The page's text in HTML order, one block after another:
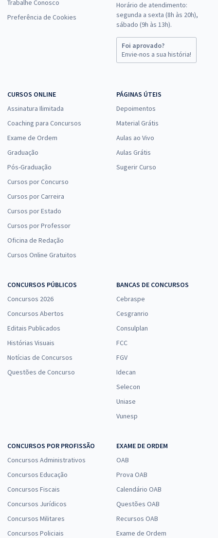
Trabalhe Conosco
Preferência de Cookies
Horário de atendimento:
segunda a sexta (8h às 20h),
sábado (9h às 13h).
Foi aprovado?
Envie-nos a sua história!
CURSOS ONLINE
Assinatura Ilimitada
Coaching para Concursos
Exame de Ordem
Graduação
Pós-Graduação
Cursos por Concurso
Cursos por Carreira
Cursos por Estado
Cursos por Professor
Oficina de Redação
Cursos Online Gratuitos
PÁGINAS ÚTEIS
Depoimentos
Material Grátis
Aulas ao Vivo
Aulas Grátis
Sugerir Curso
CONCURSOS PÚBLICOS
Concursos 2026
Concursos Abertos
Editais Publicados
Histórias Visuais
Notícias de Concursos
Questões de Concurso
BANCAS DE CONCURSOS
Cebraspe
Cesgranrio
Consulplan
FCC
FGV
Idecan
Selecon
Uniase
Vunesp
CONCURSOS POR PROFISSÃO
Concursos Administrativos
Concursos Educação
Concursos Fiscais
Concursos Jurídicos
Concursos Militares
Concursos Policiais
EXAME DE ORDEM
OAB
Prova OAB
Calendário OAB
Questões OAB
Recursos OAB
Exame de Ordem